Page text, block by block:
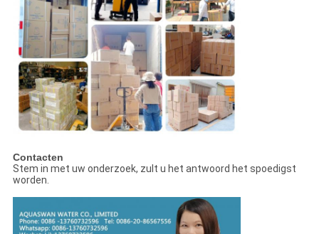
Contacten
Stem in met uw onderzoek, zult u het antwoord het spoedigst
worden.